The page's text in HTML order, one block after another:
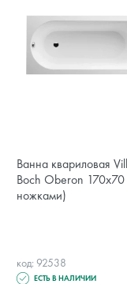
Ванна квариловая
Boch Oberon 170x70
ножками)
код: 92538
ЕСТЬ В НАЛИЧИИ